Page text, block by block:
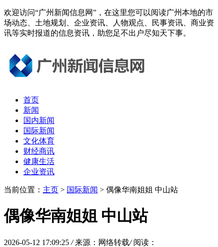
欢迎访问“广州新闻信息网”，在这里您可以阅读广州本地的市
场动态、土地规划、企业资讯、人物观点、民事资讯、商业资
讯等实时报道的信息资讯，助您足不出户尽知天下事。
首页
新闻
国内新闻
国际新闻
文化体育
财经商讯
健康生活
企业资讯
当前位置： 主页 > 国际新闻 > 偶像华南姐姐 中山站
偶像华南姐姐 中山站
2026-05-12 17:09:25 / 来源：网络转载/ 阅读：